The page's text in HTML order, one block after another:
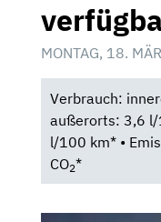
MONTAG, 18.
Verbrauch:
außerorts: 3,6 l/
l/100 km* •
CO2*